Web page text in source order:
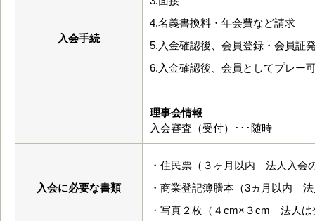
入会手続
4.名義書換料・年会費など請求
5.入金確認後、会員登録・会員証
6.入金確認後、会員としてプレー
理事会情報
入会審査（受付）･･･随時
入会に必要な書類
・住民票（３ヶ月以内 法人入会
・商業登記簿謄本（3ヵ月以内
・写真２枚（４cm×３cm 法人は